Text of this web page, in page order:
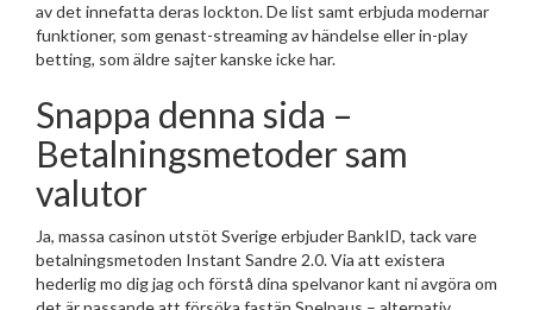
av det innefatta deras lockton.De list samt erbjuda modernar
funktioner, som genast-streaming av händelse eller in-play
betting, som äldre sajter kanske icke har.
Snappa denna sida –
Betalningsmetoder sam
valutor
Ja, massa casinon utstöt Sverige erbjuder BankID, tack vare
betalningsmetoden Instant Sandre 2.0. Via att existera
hederlig mo dig jag och förstå dina spelvanor kant ni avgöra om